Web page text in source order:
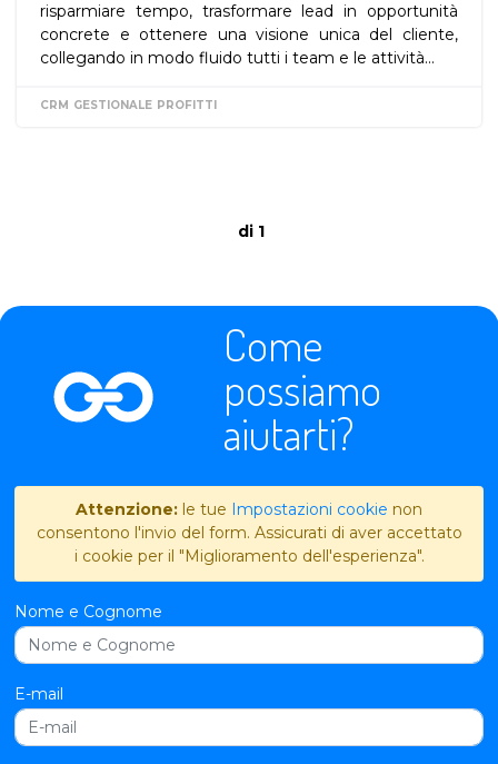
risparmiare tempo, trasformare lead in opportunità
concrete e ottenere una visione unica del cliente,
collegando in modo fluido tutti i team e le attività...
CRM GESTIONALE PROFITTI
di 1
Come
possiamo
aiutarti?
Attenzione: le tue Impostazioni cookie non
consentono l'invio del form. Assicurati di aver accettato
i cookie per il "Miglioramento dell'esperienza".
Nome e Cognome
E-mail